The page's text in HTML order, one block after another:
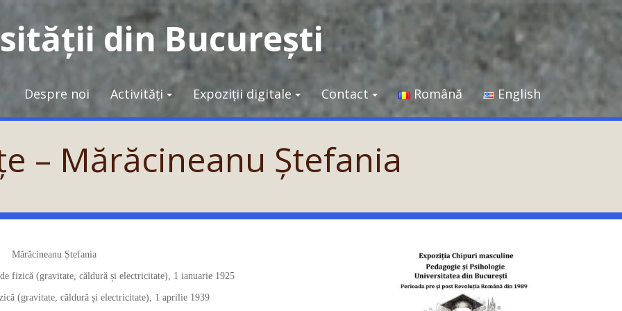
din București
Despre noi Activități Expoziții digitale Contact Română English
– Mărăcineanu Ștefania
Mărăcineanu Ștefania
fizică (gravitate, căldură și electricitate), 1 ianuarie 1925
(gravitate, căldură și electricitate), 1 aprilie 1939